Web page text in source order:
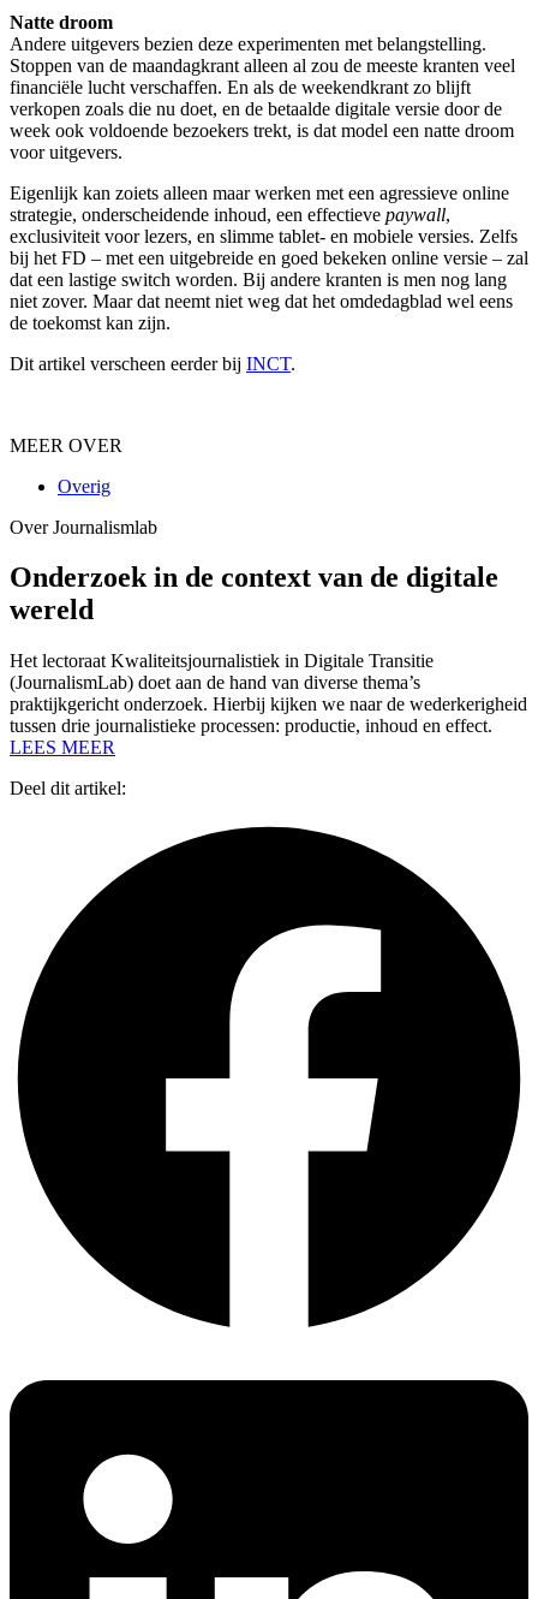
Natte droom
Andere uitgevers bezien deze experimenten met belangstelling.
Stoppen van de maandagkrant alleen al zou de meeste kranten veel
financiële lucht verschaffen. En als de weekendkrant zo blijft
verkopen zoals die nu doet, en de betaalde digitale versie door de
week ook voldoende bezoekers trekt, is dat model een natte droom
voor uitgevers.
Eigenlijk kan zoiets alleen maar werken met een agressieve online
strategie, onderscheidende inhoud, een effectieve paywall,
exclusiviteit voor lezers, en slimme tablet- en mobiele versies. Zelfs
bij het FD – met een uitgebreide en goed bekeken online versie – zal
dat een lastige switch worden. Bij andere kranten is men nog lang
niet zover. Maar dat neemt niet weg dat het omdedagblad wel eens
de toekomst kan zijn.
Dit artikel verscheen eerder bij INCT.
MEER OVER
Overig
Over Journalismlab
Onderzoek in de context van de digitale
wereld
Het lectoraat Kwaliteitsjournalistiek in Digitale Transitie
(JournalismLab) doet aan de hand van diverse thema’s
praktijkgericht onderzoek. Hierbij kijken we naar de wederkerigheid
tussen drie journalistieke processen: productie, inhoud en effect.
LEES MEER
Deel dit artikel: